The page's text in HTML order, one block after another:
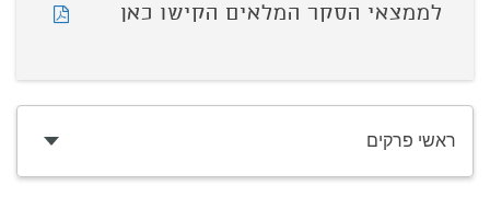
לממצאי הסקר המלאים הקישו כאן
ראשי פרקים